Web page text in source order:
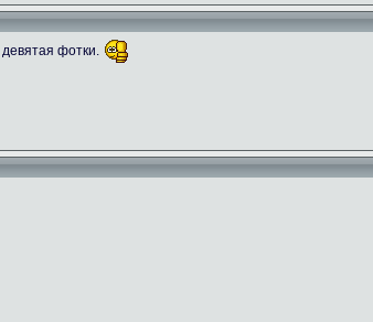
Kb.
69
894.95 Kb.
Скачано: 59
167.18 Kb.
Скачано: 79
фотки.